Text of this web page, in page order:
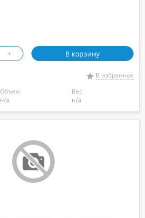
+ В корзину
В избранное
Объем
н/д
Вес
н/д